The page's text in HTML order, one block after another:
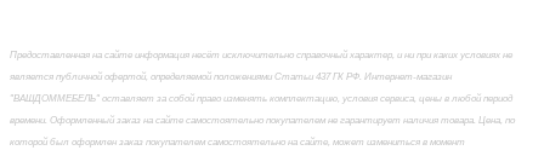
Предоставленная на сайте информация несёт исключительно справочный характер, и ни при каких условиях не
является публичной офертой, определяемой положениями Статьи 437 ГК РФ. Интернет-магазин
"ВАШДОММЕБЕЛЬ" оставляет за собой право изменять комплектацию, условия сервиса, цены в любой период
времени. Оформленный заказ на сайте самостоятельно покупателем не гарантирует наличия товара. Цена, по
которой был оформлен заказ покупателем самостоятельно на сайте, может измениться в момент